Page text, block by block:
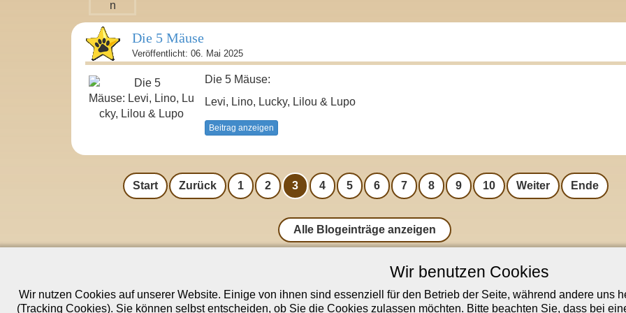
Die 5 Mäuse
Veröffentlicht: 06. Mai 2025
Die 5 Mäuse:
Levi, Lino, Lucky, Lilou & Lupo
Beitrag anzeigen
Start Zurück 1 2 3 4 5 6 7 8 9 10 Weiter Ende
Alle Blogeinträge anzeigen
-----------------------
Anouk-Socke vom Bibastern
Über uns
Unsere Videos bei YouTube
Wir benutzen Cookies
Wir nutzen Cookies auf unserer Website. Einige von ihnen sind essenziell für den Betrieb der Seite, während andere uns
(Tracking Cookies). Sie können selbst entscheiden, ob Sie die Cookies zulassen möchten. Bitte beachten Sie, dass bei